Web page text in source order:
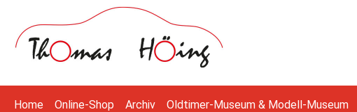
Hauptinhalt springen
Zur Suche springen
Zur Hauptnavigation springen
Home Online-Shop Archiv Oldtimer-Museum & Modell-Museum